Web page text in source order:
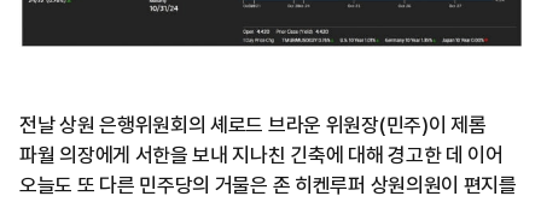
전날 상원 은행위원회의 셰로드 브라운 위원장(민주)이 제롬
파월 의장에게 서한을 보내 지나친 긴축에 대해 경고한 데 이어
오늘도 또 다른 민주당의 거물은 존 히켄루퍼 상원의원이 편지를